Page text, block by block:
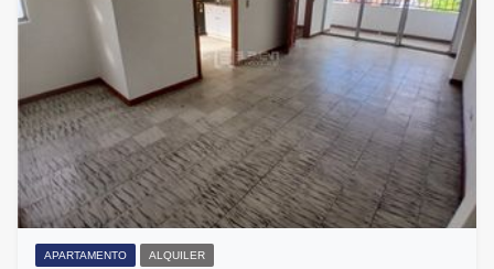
APARTAMENTO ALQUILER